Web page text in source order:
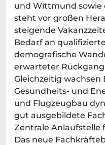
und Wittmund sowie
steht vor großen
steigende
Bedarf an
demografische
erwarteter
Gleichzeitig wachsen
Gesundheits- und
und Flugzeugbau
gut ausgebildete
Zentrale Anlaufstelle
Das neue